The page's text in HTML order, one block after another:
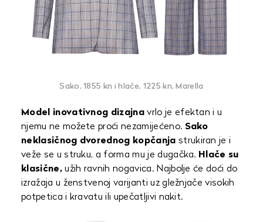
Sako, 1855 kn i hlače, 1225 kn, Marella
Model inovativnog dizajna vrlo je efektan i u
njemu ne možete proći nezamijećeno. Sako
neklasičnog dvorednog kopčanja strukiran je i
veže se u struku, a forma mu je dugačka. Hlače su
klasične,užih ravnih nogavica. Najbolje će doći do
izražaja u ženstvenoj varijanti uz gležnjače visokih
potpetica i kravatu ili upečatljivi nakit.